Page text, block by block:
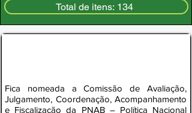
Total de itens: 134
Fica nomeada a Comissão de Avaliação,
Julgamento, Coordenação, Acompanhamento
e Fiscalização da PNAB – Política Nacional